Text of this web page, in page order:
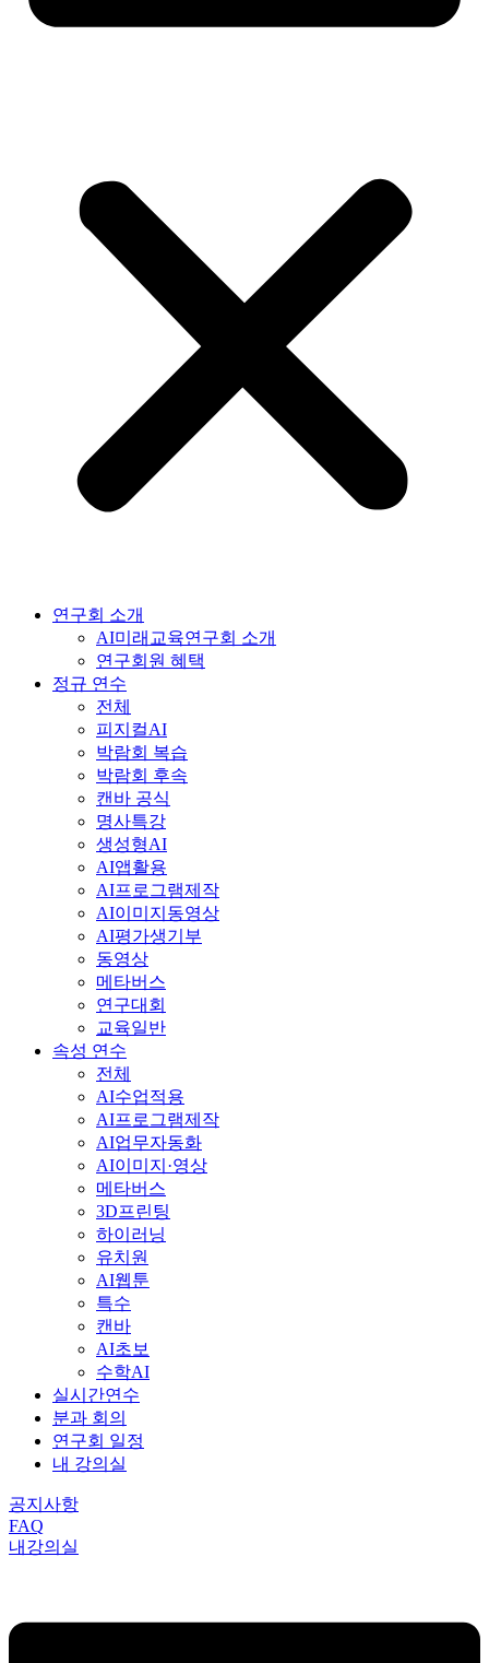
연구회 소개
AI미래교육연구회 소개
연구회원 혜택
정규 연수
전체
피지컬AI
박람회 복습
박람회 후속
캔바 공식
명사특강
생성형AI
AI앱활용
AI프로그램제작
AI이미지동영상
AI평가생기부
동영상
메타버스
연구대회
교육일반
속성 연수
전체
AI수업적용
AI프로그램제작
AI업무자동화
AI이미지·영상
메타버스
3D프린팅
하이러닝
유치원
AI웹툰
특수
캔바
AI초보
수학AI
실시간연수
분과 회의
연구회 일정
내 강의실
공지사항
FAQ
내강의실